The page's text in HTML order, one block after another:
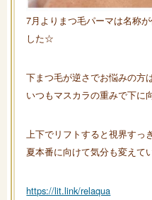
7月よりまつ毛パーマは名称
した☆
下まつ毛が逆さでお悩みの方
いつもマスカラの重みで下に
上下でリフトすると視界すっ
夏本番に向けて気分も変えて
https://lit.link/relaqua